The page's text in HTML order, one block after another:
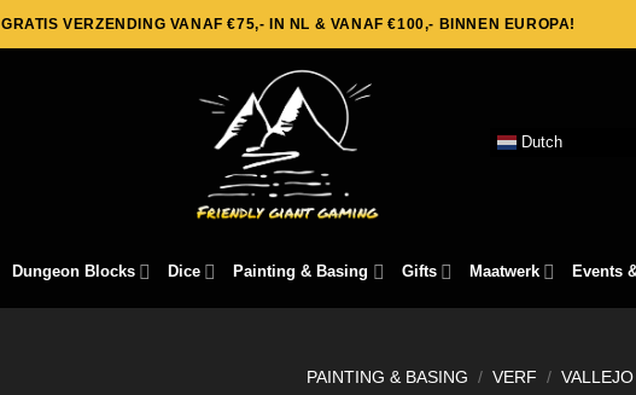
GRATIS VERZENDING VANAF €75,- IN NL & VANAF €100,- BINNEN EUROPA!
Dutch
Dungeon Blocks Dice Painting & Basing Gifts Maatwerk Events
PAINTING & BASING / VERF / VALLEJO